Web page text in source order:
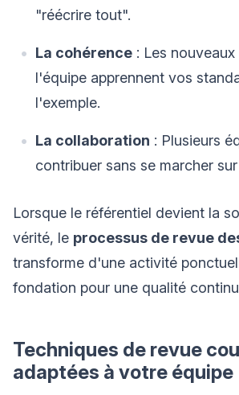
"réécrire tout".
La cohérence : Les
l'équipe apprennent vos
l'exemple.
La collaboration : Plusieurs
contribuer sans se marcher
Lorsque le référentiel devient la
vérité, le processus de revue
transforme d'une activité
fondation pour une qualité
Techniques de revue
adaptées à votre équipe